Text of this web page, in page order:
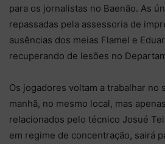
para os jornalistas no Baenão. As
repassadas pela assessoria de
ausências dos meias Flamel e
recuperando de lesões no
Os jogadores voltam a trabalhar no
manhã, no mesmo local, mas
relacionados pelo técnico Josué
em regime de concentração, sairá